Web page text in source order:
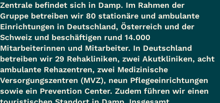
Zentrale befindet sich in Damp. Im Rahmen der
Gruppe betreiben wir 80 stationäre und ambulante
Einrichtungen in Deutschland, Österreich und der
Schweiz und beschäftigen rund 14.000
Mitarbeiterinnen und Mitarbeiter. In Deutschland
betreiben wir 29 Rehakliniken, zwei Akutkliniken, acht
ambulante Rehazentren, zwei Medizinische
Versorgungszentren (MVZ), neun Pflegeeinrichtungen
sowie ein Prevention Center. Zudem führen wir einen